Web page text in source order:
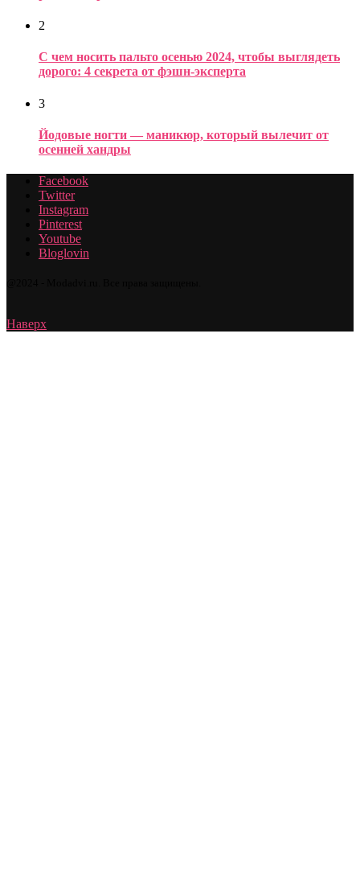
2
С чем носить пальто осенью 2024, чтобы выглядеть
дорого: 4 секрета от фэшн-эксперта
3
Йодовые ногти — маникюр, который вылечит от
осенней хандры
Facebook
Twitter
Instagram
Pinterest
Youtube
Bloglovin
Наверх